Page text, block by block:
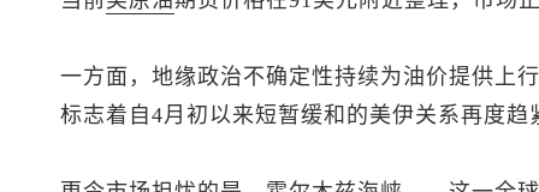
一方面，地缘政治不确定性持续为油价提供上
标志着自4月初以来短暂缓和的美伊关系再度趋